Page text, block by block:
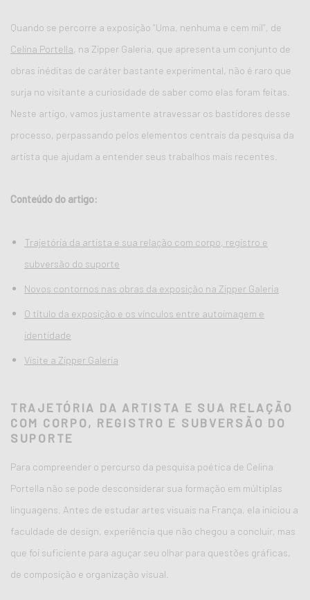
Quando se percorre a exposição “Uma, nenhuma e cem mil”, de
Celina Portella , na Zipper Galeria, que apresenta um conjunto de
obras inéditas de caráter bastante experimental, não é raro que
surja no visitante a curiosidade de saber como elas foram feitas.
Neste artigo, vamos justamente atravessar os bastidores desse
processo, perpassando pelos elementos centrais da pesquisa da
artista que ajudam a entender seus trabalhos mais recentes.
Conteúdo do artigo:
Trajetória da artista e sua relação com corpo, registro e
subversão do suporte
Novos contornos nas obras da exposição na Zipper Galeria
O título da exposição e os vínculos entre autoimagem e
identidade
Visite a Zipper Galeria
TRAJETÓRIA DA ARTISTA E SUA RELAÇÃO
COM CORPO, REGISTRO E SUBVERSÃO DO
SUPORTE
Para compreender o percurso da pesquisa poética de Celina
Portella não se pode desconsiderar sua formação em múltiplas
linguagens. Antes de estudar artes visuais na França, ela iniciou a
faculdade de design, experiência que não chegou a concluir, mas
que foi suficiente para aguçar seu olhar para questões gráficas,
de composição e organização visual.